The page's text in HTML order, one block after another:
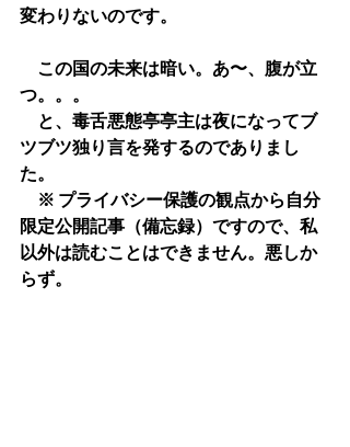
変わりないのです。
この国の未来は暗い。あ〜、腹が立
つ。。。
と、毒舌悪態亭亭主は夜になってブ
ツブツ独り言を発するのでありまし
た。
※ プライバシー保護の観点から自分
限定公開記事（備忘録）ですので、私
以外は読むことはできません。悪しか
らず。